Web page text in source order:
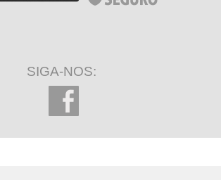
SIGA-NOS: